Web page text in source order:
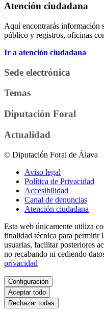
Atención ciudadana
Aquí encontrarás información
público y registros, oficinas
Ir a atención ciudadana
Sede electrónica
Temas
Diputación Foral
Actualidad
© Diputación Foral de Álava
Aviso legal
Política de Privacidad
Accesibilidad
Canal de denuncias
Atención ciudadana
Esta web únicamente utiliza
finalidad técnica para permitir
usuarias, facilitar posteriores
no recabando ni cediendo
privacidad
Configuración
Aceptar todo
Rechazar todas